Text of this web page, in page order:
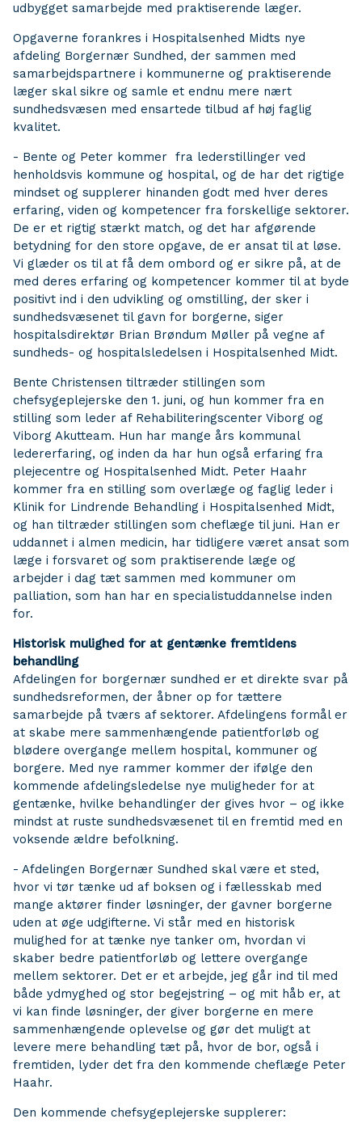
udbygget samarbejde med praktiserende læger.
Opgaverne forankres i Hospitalsenhed Midts nye
afdeling Borgernær Sundhed, der sammen med
samarbejdspartnere i kommunerne og praktiserende
læger skal sikre og samle et endnu mere nært
sundhedsvæsen med ensartede tilbud af høj faglig
kvalitet.
- Bente og Peter kommer fra lederstillinger ved
henholdsvis kommune og hospital, og de har det rigtige
mindset og supplerer hinanden godt med hver deres
erfaring, viden og kompetencer fra forskellige sektorer.
De er et rigtig stærkt match, og det har afgørende
betydning for den store opgave, de er ansat til at løse.
Vi glæder os til at få dem ombord og er sikre på, at de
med deres erfaring og kompetencer kommer til at byde
positivt ind i den udvikling og omstilling, der sker i
sundhedsvæsenet til gavn for borgerne, siger
hospitalsdirektør Brian Brøndum Møller på vegne af
sundheds- og hospitalsledelsen i Hospitalsenhed Midt.
Bente Christensen tiltræder stillingen som
chefsygeplejerske den 1. juni, og hun kommer fra en
stilling som leder af Rehabiliteringscenter Viborg og
Viborg Akutteam. Hun har mange års kommunal
ledererfaring, og inden da har hun også erfaring fra
plejecentre og Hospitalsenhed Midt. Peter Haahr
kommer fra en stilling som overlæge og faglig leder i
Klinik for Lindrende Behandling i Hospitalsenhed Midt,
og han tiltræder stillingen som cheflæge til juni. Han er
uddannet i almen medicin, har tidligere været ansat som
læge i forsvaret og som praktiserende læge og
arbejder i dag tæt sammen med kommuner om
palliation, som han har en specialistuddannelse inden
for.
Historisk mulighed for at gentænke fremtidens
behandling
Afdelingen for borgernær sundhed er et direkte svar på
sundhedsreformen, der åbner op for tættere
samarbejde på tværs af sektorer. Afdelingens formål er
at skabe mere sammenhængende patientforløb og
blødere overgange mellem hospital, kommuner og
borgere. Med nye rammer kommer der ifølge den
kommende afdelingsledelse nye muligheder for at
gentænke, hvilke behandlinger der gives hvor – og ikke
mindst at ruste sundhedsvæsenet til en fremtid med en
voksende ældre befolkning.
- Afdelingen Borgernær Sundhed skal være et sted,
hvor vi tør tænke ud af boksen og i fællesskab med
mange aktører finder løsninger, der gavner borgerne
uden at øge udgifterne. Vi står med en historisk
mulighed for at tænke nye tanker om, hvordan vi
skaber bedre patientforløb og lettere overgange
mellem sektorer. Det er et arbejde, jeg går ind til med
både ydmyghed og stor begejstring – og mit håb er, at
vi kan finde løsninger, der giver borgerne en mere
sammenhængende oplevelse og gør det muligt at
levere mere behandling tæt på, hvor de bor, også i
fremtiden, lyder det fra den kommende cheflæge Peter
Haahr.
Den kommende chefsygeplejerske supplerer: